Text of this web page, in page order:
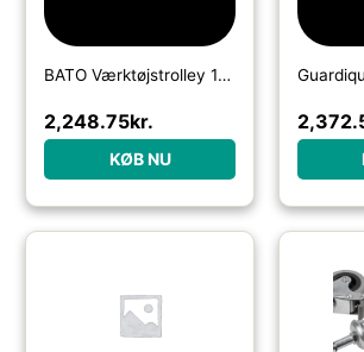
BATO Værktøjstrolley 132 dele i kraftig ABS. Boks med teleskophåndtag og hjul
2,248.75kr.
KØB NU